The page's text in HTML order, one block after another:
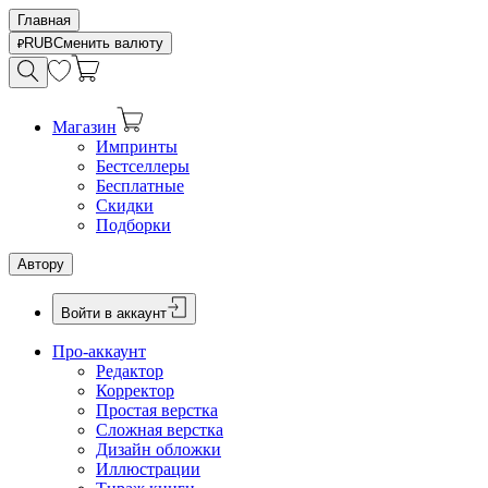
Главная
RUBСменить валюту
Магазин
Импринты
Бестселлеры
Бесплатные
Скидки
Подборки
Автору
Войти в аккаунт
Про-аккаунт
Редактор
Корректор
Простая верстка
Сложная верстка
Дизайн обложки
Иллюстрации